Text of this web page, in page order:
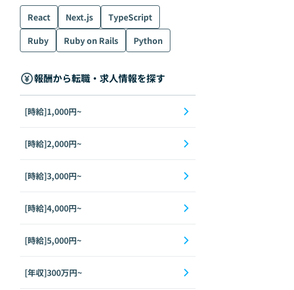
React Next.js
TypeScript
Ruby
Ruby on Rails Python
報酬から転職・求人情報を探す
[時給]1,000円~
[時給]2,000円~
[時給]3,000円~
[時給]4,000円~
[時給]5,000円~
[年収]300万円~